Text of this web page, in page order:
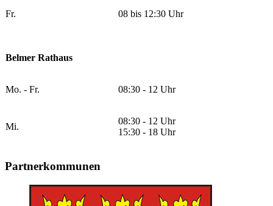
Fr. 08 bis 12:30 Uhr
Belmer Rathaus
Mo. - Fr. 08:30 - 12 Uhr
Mi.
08:30 - 12 Uhr
15:30 - 18 Uhr
Partnerkommunen